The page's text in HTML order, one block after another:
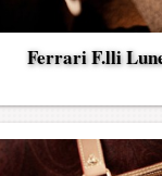
Ferrari F.lli